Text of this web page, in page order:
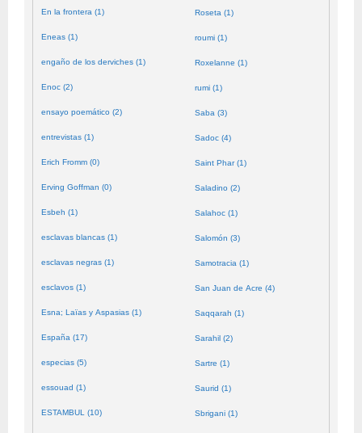
En la frontera (1)
Eneas (1)
engaño de los derviches (1)
Enoc (2)
ensayo poemático (2)
entrevistas (1)
Erich Fromm (0)
Erving Goffman (0)
Esbeh (1)
esclavas blancas (1)
esclavas negras (1)
esclavos (1)
Esna; Laïas y Aspasias (1)
España (17)
especias (5)
essouad (1)
ESTAMBUL (10)
Roseta (1)
roumi (1)
Roxelanne (1)
rumi (1)
Saba (3)
Sadoc (4)
Saint Phar (1)
Saladino (2)
Salahoc (1)
Salomón (3)
Samotracia (1)
San Juan de Acre (4)
Saqqarah (1)
Sarahil (2)
Sartre (1)
Saurid (1)
Sbrigani (1)